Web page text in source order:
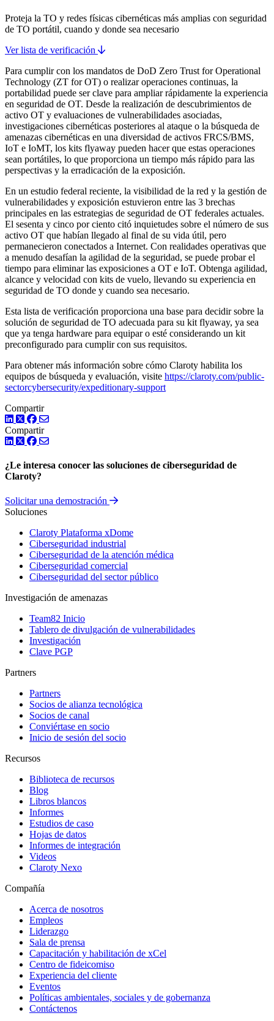
Proteja la TO y redes físicas cibernéticas más amplias con seguridad
de TO portátil, cuando y donde sea necesario
Ver lista de verificación
Para cumplir con los mandatos de DoD Zero Trust for Operational
Technology (ZT for OT) o realizar operaciones continuas, la
portabilidad puede ser clave para ampliar rápidamente la experiencia
en seguridad de OT. Desde la realización de descubrimientos de
activo OT y evaluaciones de vulnerabilidades asociadas,
investigaciones cibernéticas posteriores al ataque o la búsqueda de
amenazas cibernéticas en una diversidad de activos FRCS/BMS,
IoT e IoMT, los kits flyaway pueden hacer que estas operaciones
sean portátiles, lo que proporciona un tiempo más rápido para las
perspectivas y la erradicación de la exposición.
En un estudio federal reciente, la visibilidad de la red y la gestión de
vulnerabilidades y exposición estuvieron entre las 3 brechas
principales en las estrategias de seguridad de OT federales actuales.
El sesenta y cinco por ciento citó inquietudes sobre el número de sus
activo OT que habían llegado al final de su vida útil, pero
permanecieron conectados a Internet. Con realidades operativas que
a menudo desafían la agilidad de la seguridad, se puede probar el
tiempo para eliminar las exposiciones a OT e IoT. Obtenga agilidad,
alcance y velocidad con kits de vuelo, llevando su experiencia en
seguridad de TO donde y cuando sea necesario.
Esta lista de verificación proporciona una base para decidir sobre la
solución de seguridad de TO adecuada para su kit flyaway, ya sea
que ya tenga hardware para equipar o esté considerando un kit
preconfigurado para cumplir con sus requisitos.
Para obtener más información sobre cómo Claroty habilita los
equipos de búsqueda y evaluación, visite https://claroty.com/public-
sectorcybersecurity/expeditionary-support
Compartir
LinkedIn
TwitterFacebook
Compartir
LinkedIn
TwitterFacebook
¿Le interesa conocer las soluciones de ciberseguridad de
Claroty?
Solicitar una demostración
Soluciones
Claroty Plataforma xDome
Ciberseguridad industrial
Ciberseguridad de la atención médica
Ciberseguridad comercial
Ciberseguridad del sector público
Investigación de amenazas
Team82 Inicio
Tablero de divulgación de vulnerabilidades
Investigación
Clave PGP
Partners
Partners
Socios de alianza tecnológica
Socios de canal
Conviértase en socio
Inicio de sesión del socio
Recursos
Biblioteca de recursos
Blog
Libros blancos
Informes
Estudios de caso
Hojas de datos
Informes de integración
Videos
Claroty Nexo
Compañía
Acerca de nosotros
Empleos
Liderazgo
Sala de prensa
Capacitación y habilitación de xCel
Centro de fideicomiso
Experiencia del cliente
Eventos
Políticas ambientales, sociales y de gobernanza
Contáctenos